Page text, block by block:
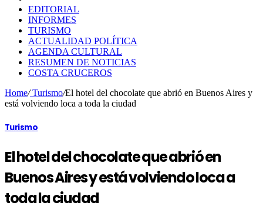
EDITORIAL
INFORMES
TURISMO
ACTUALIDAD POLÍTICA
AGENDA CULTURAL
RESUMEN DE NOTICIAS
COSTA CRUCEROS
Home/Turismo/El hotel del chocolate que abrió en Buenos Aires y
está volviendo loca a toda la ciudad
Turismo
El hotel del chocolate que abrió en
Buenos Aires y está volviendo loca a
toda la ciudad